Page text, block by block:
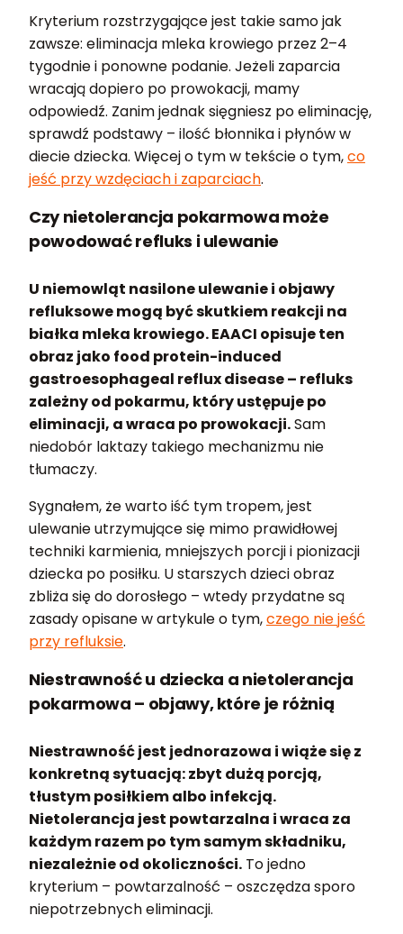
Kryterium rozstrzygające jest takie samo jak
zawsze: eliminacja mleka krowiego przez 2–4
tygodnie i ponowne podanie. Jeżeli zaparcia
wracają dopiero po prowokacji, mamy
odpowiedź. Zanim jednak sięgniesz po eliminację,
sprawdź podstawy – ilość błonnika i płynów w
diecie dziecka. Więcej o tym w tekście o tym,co
jeść przy wzdęciach i zaparciach.
Czy nietolerancja pokarmowa może
powodować refluks i ulewanie
U niemowląt nasilone ulewanie i objawy
refluksowe mogą być skutkiem reakcji na
białka mleka krowiego. EAACI opisuje ten
obraz jako food protein-induced
gastroesophageal reflux disease – refluks
zależny od pokarmu, który ustępuje po
eliminacji, a wraca po prowokacji.Sam
niedobór laktazy takiego mechanizmu nie
tłumaczy.
Sygnałem, że warto iść tym tropem, jest
ulewanie utrzymujące się mimo prawidłowej
techniki karmienia, mniejszych porcji i pionizacji
dziecka po posiłku. U starszych dzieci obraz
zbliża się do dorosłego – wtedy przydatne są
zasady opisane w artykule o tym,czego nie jeść
przy refluksie.
Niestrawność u dziecka a nietolerancja
pokarmowa – objawy, które je różnią
Niestrawność jest jednorazowa i wiąże się z
konkretną sytuacją: zbyt dużą porcją,
tłustym posiłkiem albo infekcją.
Nietolerancja jest powtarzalna i wraca za
każdym razem po tym samym składniku,
niezależnie od okoliczności. To jedno
kryterium – powtarzalność – oszczędza sporo
niepotrzebnych eliminacji.